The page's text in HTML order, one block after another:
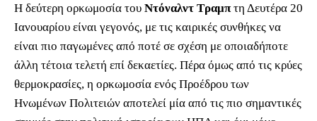
Η δεύτερη ορκωμοσία του Ντόναλντ Τραμπτη Δευτέρα 20
Ιανουαρίου είναι γεγονός, με τις καιρικές συνθήκες να
είναι πιο παγωμένες από ποτέ σε σχέση με οποιαδήποτε
άλλη τέτοια τελετή επί δεκαετίες. Πέρα όμως από τις κρύες
θερμοκρασίες, η ορκωμοσία ενός Προέδρου των
Ηνωμένων Πολιτειών αποτελεί μία από τις πιο σημαντικές